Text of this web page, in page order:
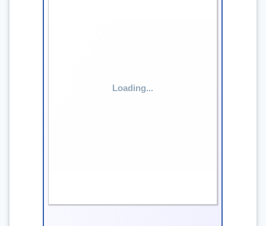
Loading...